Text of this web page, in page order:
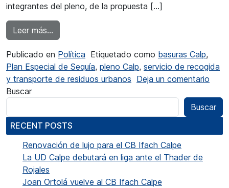
integrantes del pleno, de la propuesta […]
Leer más…
Publicado en Política Etiquetado como basuras Calp,
Plan Especial de Sequía, pleno Calp, servicio de recogida
y transporte de residuos urbanos Deja un comentario
Buscar
Buscar
RECENT POSTS
Renovación de lujo para el CB Ifach Calpe
La UD Calpe debutará en liga ante el Thader de
Rojales
Joan Ortolá vuelve al CB Ifach Calpe